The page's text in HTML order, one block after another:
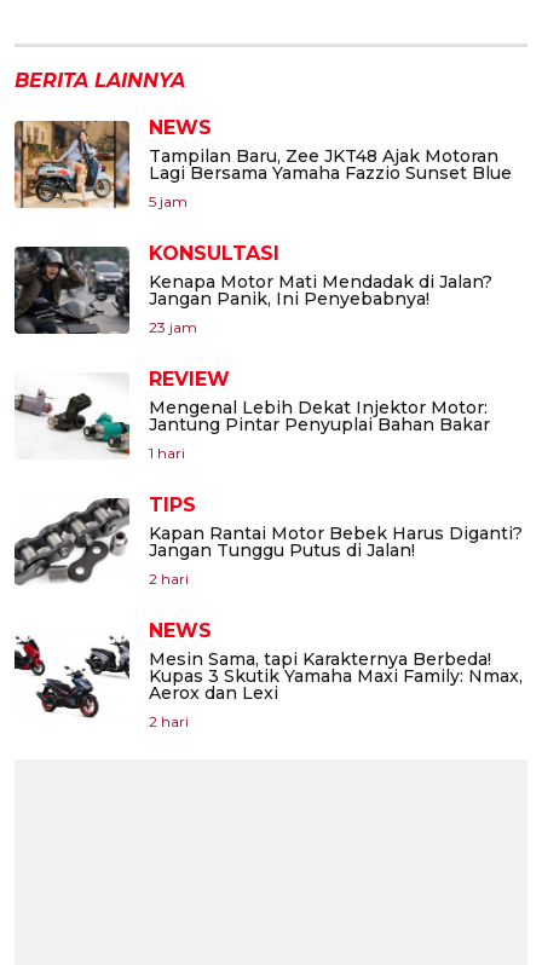
BERITA LAINNYA
NEWS
Tampilan Baru, Zee JKT48 Ajak Motoran
Lagi Bersama Yamaha Fazzio Sunset Blue
5 jam
KONSULTASI
Kenapa Motor Mati Mendadak di Jalan?
Jangan Panik, Ini Penyebabnya!
23 jam
REVIEW
Mengenal Lebih Dekat Injektor Motor:
Jantung Pintar Penyuplai Bahan Bakar
1 hari
TIPS
Kapan Rantai Motor Bebek Harus Diganti?
Jangan Tunggu Putus di Jalan!
2 hari
NEWS
Mesin Sama, tapi Karakternya Berbeda!
Kupas 3 Skutik Yamaha Maxi Family: Nmax,
Aerox dan Lexi
2 hari